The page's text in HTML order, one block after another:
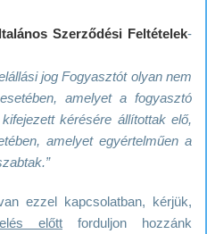
Szerződési Feltételek-
jog Fogyasztót olyan nem
amelyet a fogyasztó
kérésére állítottak elő,
amelyet egyértelműen a
ezzel kapcsolatban, kérjük,
előtt forduljon hozzánk